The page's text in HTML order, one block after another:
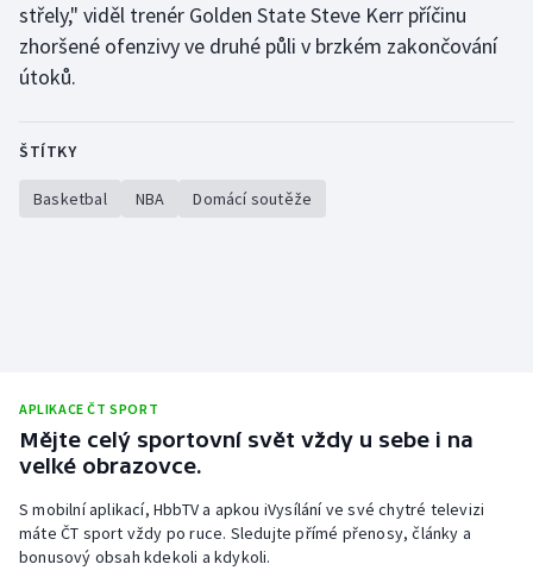
Rychlobruslení
Rychlostní kanoistika
Short track
Sportovní střelba
Volejbal
Ostatní
střely," viděl trenér Golden State Steve Kerr příčinu
zhoršené ofenzivy ve druhé půli v brzkém zakončování
útoků.
ŠTÍTKY
Basketbal NBA Domácí soutěže
APLIKACE ČT SPORT
Mějte celý sportovní svět vždy u sebe i na
velké obrazovce.
S mobilní aplikací, HbbTV a apkou iVysílání ve své chytré televizi
máte ČT sport vždy po ruce. Sledujte přímé přenosy, články a
bonusový obsah kdekoli a kdykoli.